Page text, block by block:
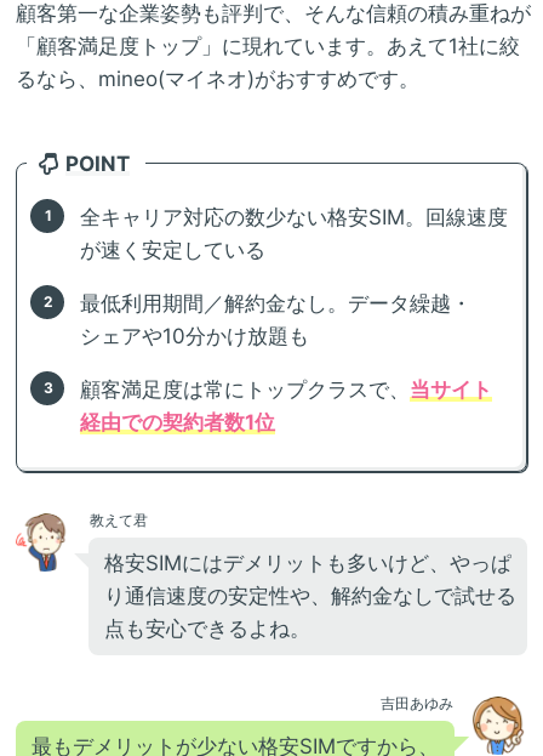
顧客第一な企業姿勢も評判で、そんな信頼の積み重ねが
「顧客満足度トップ」に現れています。あえて1社に絞
るなら、mineo(マイネオ)がおすすめです。
POINT
全キャリア対応の数少ない格安SIM。回線速度
が速く安定している
最低利用期間／解約金なし。データ繰越・
シェアや10分かけ放題も
顧客満足度は常にトップクラスで、 当サイト
経由での契約者数1位
教えて君
格安SIMにはデメリットも多いけど、やっぱ
り通信速度の安定性や、解約金なしで試せる
点も安心できるよね。
吉田あゆみ
最もデメリットが少ない格安SIMですから、